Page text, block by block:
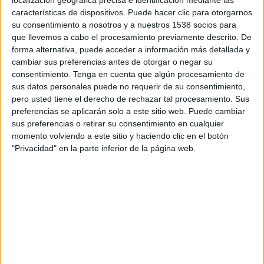
características de dispositivos. Puede hacer clic para otorgarnos
su consentimiento a nosotros y a nuestros 1538 socios para
que llevemos a cabo el procesamiento previamente descrito. De
forma alternativa, puede acceder a información más detallada y
cambiar sus preferencias antes de otorgar o negar su
consentimiento. Tenga en cuenta que algún procesamiento de
sus datos personales puede no requerir de su consentimiento,
pero usted tiene el derecho de rechazar tal procesamiento. Sus
preferencias se aplicarán solo a este sitio web. Puede cambiar
sus preferencias o retirar su consentimiento en cualquier
momento volviendo a este sitio y haciendo clic en el botón
"Privacidad" en la parte inferior de la página web.
Prueba